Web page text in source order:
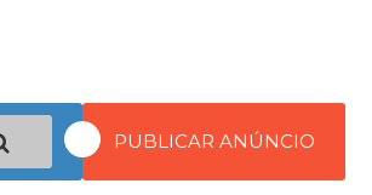
PUBLICAR ANÚNCIO